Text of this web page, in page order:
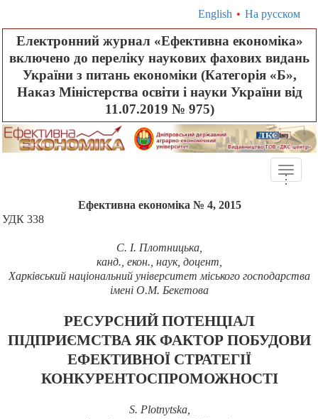
English • На русском
Електронний журнал «Ефективна економіка»
включено до переліку наукових фахових видань
України з питань економіки (Категорія «Б»,
Наказ Міністерства освіти і науки України від
11.07.2019 № 975)
Toggle
...
Ефективна економіка № 4, 2015
УДК 338
С. І. Плотницька,
канд., екон., наук, доцент,
Харківський національний університет міського господарства
імені О.М. Бекетова
РЕСУРСНИЙ ПОТЕНЦІАЛ
ПІДПРИЄМСТВА ЯК ФАКТОР ПОБУДОВИ
ЕФЕКТИВНОЇ СТРАТЕГІЇ
КОНКУРЕНТОСПРОМОЖНОСТІ
S. Plotnytska,